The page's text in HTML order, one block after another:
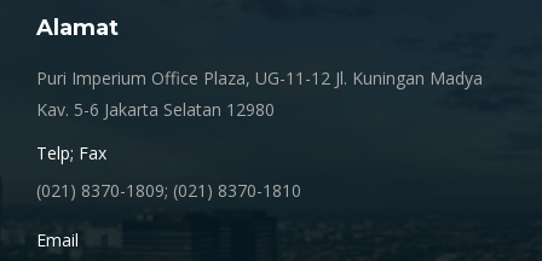
Alamat
Puri Imperium Office Plaza, UG-11-12 Jl. Kuningan Madya
Kav. 5-6 Jakarta Selatan 12980
Telp; Fax
(021) 8370-1809; (021) 8370-1810
Email